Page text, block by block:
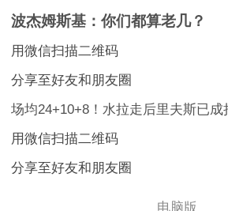
波杰姆斯基：你们都算老几？
用微信扫描二维码
分享至好友和朋友圈
场均24+10+8！水拉走后里夫斯已成
用微信扫描二维码
分享至好友和朋友圈
电脑版